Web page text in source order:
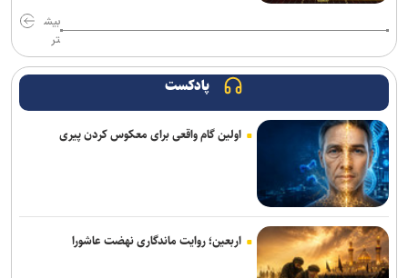
بیش
تر
پادکست
اولین گام واقعی برای معکوس کردن پیری
اربعین؛ روایت ماندگاری نهضت عاشورا